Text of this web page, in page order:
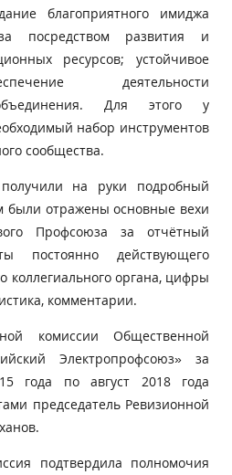
благоприятного имиджа
посредством развития и
ресурсов; устойчивое
деятельности
объединения. Для этого у
набор инструментов
сообщества.
на руки подробный
были отражены основные вехи
Профсоюза за отчётный
постоянно действующего
коллегиального органа, цифры
комментарии.
комиссии Общественной
Электропрофсоюз» за
года по август 2018 года
председатель Ревизионной
подтвердила полномочия